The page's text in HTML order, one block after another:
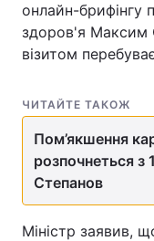
онлайн-брифінгу
здоров'я Максим
візитом
ЧИТАЙТЕ ТАКОЖ
Пом’якшення
розпочнеться з
Степанов
Міністр заявив,